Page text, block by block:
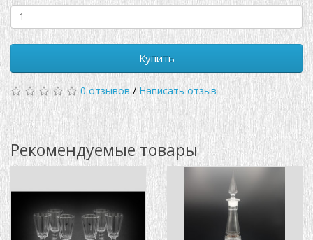
Купить
0 отзывов/ Написать отзыв
Рекомендуемые товары